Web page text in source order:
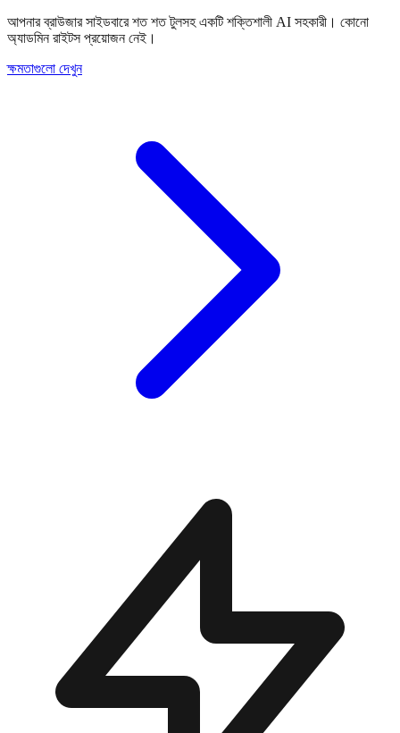
আপনার ব্রাউজার সাইডবারে শত শত টুলসহ একটি শক্তিশালী AI সহকারী। কোনো
অ্যাডমিন রাইটস প্রয়োজন নেই।
ক্ষমতাগুলো দেখুন